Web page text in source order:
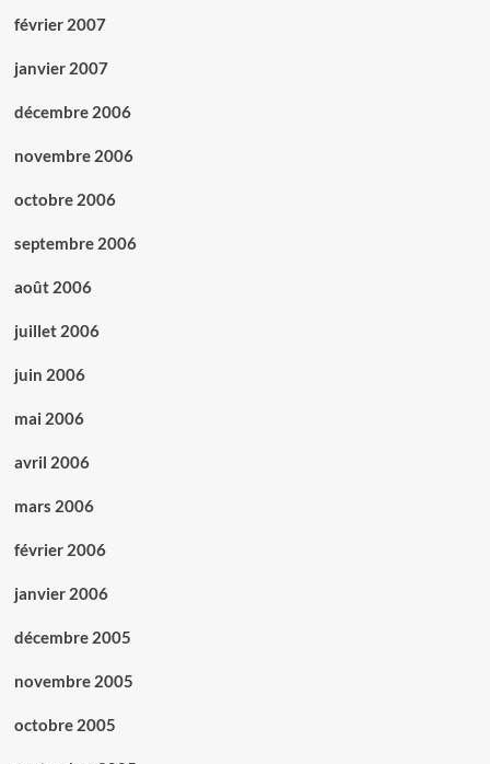
février 2007
janvier 2007
décembre 2006
novembre 2006
octobre 2006
septembre 2006
août 2006
juillet 2006
juin 2006
mai 2006
avril 2006
mars 2006
février 2006
janvier 2006
décembre 2005
novembre 2005
octobre 2005